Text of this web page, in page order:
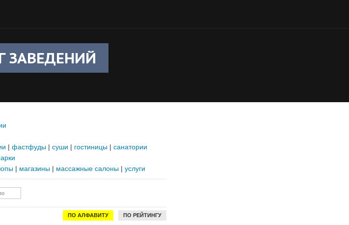
ЗАВЕДЕНИЙ
| фастфуды | суши | гостиницы | санатории
| магазины | массажные салоны | услуги
ПО РЕЙТИНГУ
ПО АЛФАВИТУ